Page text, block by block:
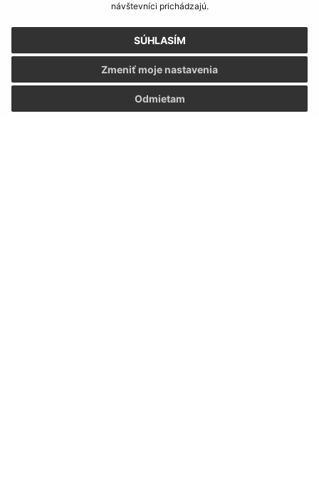
návštevníci prichádzajú.
SÚHLASÍM
Odmietam
Zmeniť moje nastavenia